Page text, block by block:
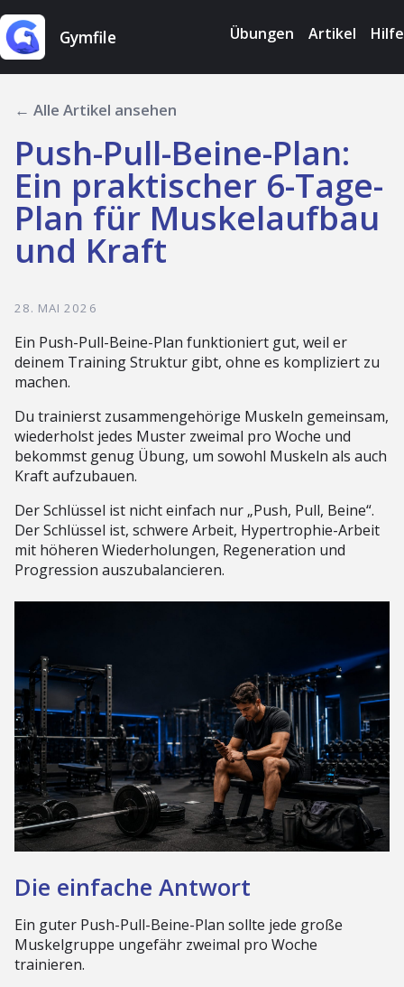
Gymfile Übungen Artikel Hilfe
← Alle Artikel ansehen
Push-Pull-Beine-Plan:
Ein praktischer 6-Tage-
Plan für Muskelaufbau
und Kraft
28. MAI 2026
Ein Push-Pull-Beine-Plan funktioniert gut, weil er
deinem Training Struktur gibt, ohne es kompliziert zu
machen.
Du trainierst zusammengehörige Muskeln gemeinsam,
wiederholst jedes Muster zweimal pro Woche und
bekommst genug Übung, um sowohl Muskeln als auch
Kraft aufzubauen.
Der Schlüssel ist nicht einfach nur „Push, Pull, Beine“.
Der Schlüssel ist, schwere Arbeit, Hypertrophie-Arbeit
mit höheren Wiederholungen, Regeneration und
Progression auszubalancieren.
Die einfache Antwort
Ein guter Push-Pull-Beine-Plan sollte jede große
Muskelgruppe ungefähr zweimal pro Woche
trainieren.